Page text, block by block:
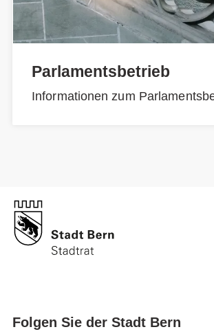
Parlamentsbetrieb
Informationen zum
Folgen Sie der Stadt Bern